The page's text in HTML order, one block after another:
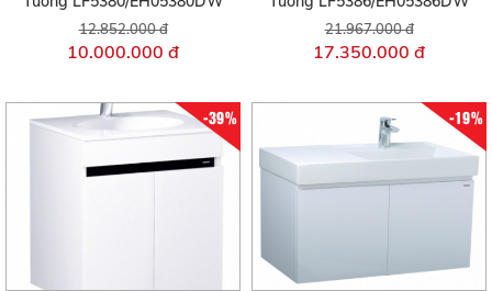
12.852.000 đ
10.000.000 đ
21.967.000 đ
17.350.000 đ
-39% -19%